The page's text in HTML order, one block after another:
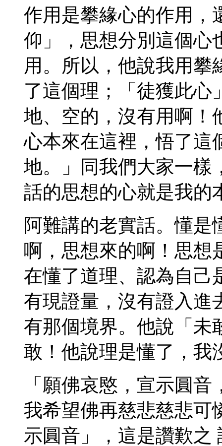
作用是攀緣心的作用，
仰」，思想分別這個心
用。所以，他說我用攀
了這個理；「徒獲此心
地、空的，沒有用啊！
心本來在這裡，悟了這
地。」同我們大家一樣
話的思想的心就是我的
阿難講的老實話。懂是
啊，思想來的啊！思想
在懂了道理、認為自己
有現證量，沒有證入進
有那個境界。他說「未
敢！他說理是懂了，我
「願佛哀愍，宣示圓
我希望佛再慈悲慈悲可
示圓音」，這是讚歎之